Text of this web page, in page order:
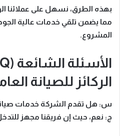
بهذه الطرق، نسهل على عملائنا
مما يضمن تلقي خدمات عالية
المشروع.
الركائز للصيانة
س: هل تقدم الشركة خدمات
ج: نعم، حيث إن فريقنا مجهز